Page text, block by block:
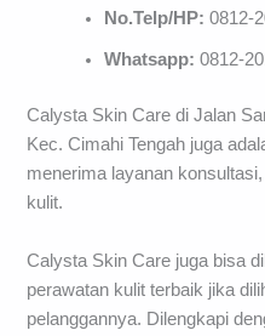
No.Telp/HP: 0812-
Whatsapp:0812-
Calysta Skin Care di Jalan
Kec. Cimahi Tengah juga
menerima layanan
kulit.
Calysta Skin Care juga bisa
perawatan kulit terbaik jika
pelanggannya. Dilengkapi